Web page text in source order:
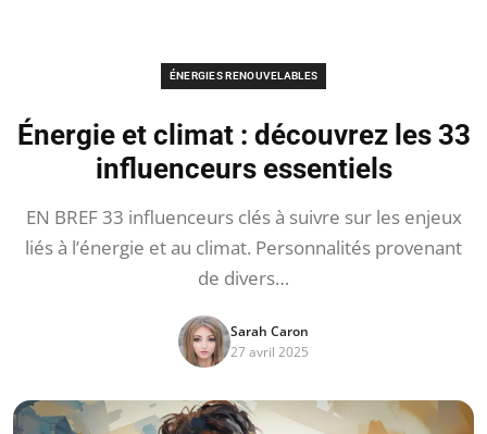
ÉNERGIES RENOUVELABLES
Énergie et climat : découvrez les 33
influenceurs essentiels
EN BREF 33 influenceurs clés à suivre sur les enjeux
liés à l’énergie et au climat. Personnalités provenant
de divers…
Sarah Caron
27 avril 2025